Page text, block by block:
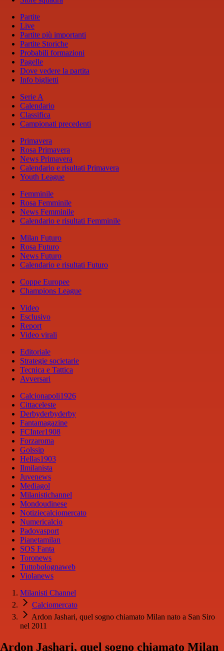
Partite
Live
Partite più importanti
Partite Storiche
Probabili formazioni
Pagelle
Dove vedere la partita
Info biglietti
Serie A
Calendario
Classifica
Campionati precedenti
Primavera
Rosa Primavera
News Primavera
Calendario e risultati Primavera
Youth League
Femminile
Rosa Femminile
News Femminile
Calendario e risultati Femminile
Milan Futuro
Rosa Futuro
News Futuro
Calendario e risultati Futuro
Coppe Europee
Champions League
Video
Esclusivo
Report
Video virali
Editoriale
Strategie societarie
Tecnica e Tattica
Avversari
Calcionapoli1926
Cittaceleste
Derbyderbyderby
Fantamagazine
FCInter1908
Forzaroma
Golssip
Hellas1903
Ilmilanista
Juvenews
Mediagol
Milanistichannel
Mondoudinese
Notiziecalciomercato
Numericalcio
Padovasport
Pianetamilan
SOS Fanta
Toronews
Tuttobolognaweb
Violanews
Milanisti Channel
Calciomercato
Ardon Jashari, quel sogno chiamato Milan nato a San Siro
nel 2011
Ardon Jashari, quel sogno chiamato Milan